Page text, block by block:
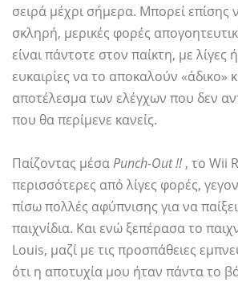
σειρά μέχρι σήμερα. Μπορεί επίσης
σκληρή, μερικές φορές
είναι πάντοτε στον παίκτη, με λίγες
ευκαιρίες να το αποκαλούν «άδικο»
αποτέλεσμα των ελέγχων που δεν
που θα περίμενε κανείς.
Παίζοντας μέσαPunch-Out !!, το Wii
περισσότερες από λίγες φορές,
πίσω πολλές αφύπνισης για να
παιχνίδια. Και ενώ ξεπέρασα το
Louis, μαζί με τις προσπάθειες
ότι η αποτυχία μου ήταν πάντα το